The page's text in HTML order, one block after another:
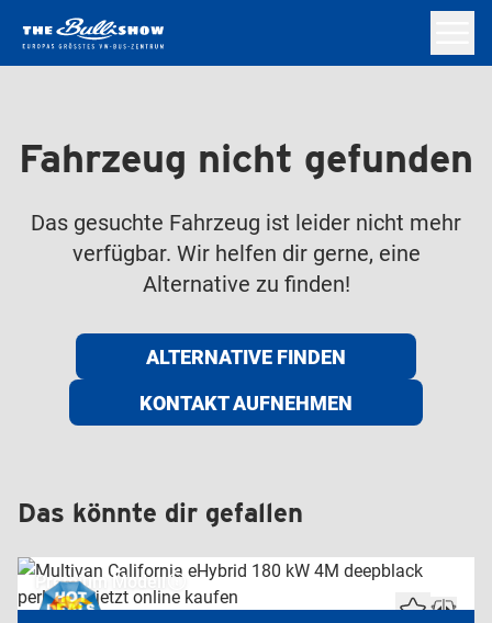
Fahrzeug nicht gefunden
Das gesuchte Fahrzeug ist leider nicht mehr
verfügbar. Wir helfen dir gerne, eine
Alternative zu finden!
ALTERNATIVE FINDEN
KONTAKT AUFNEHMEN
Das könnte dir gefallen
Premium Modell